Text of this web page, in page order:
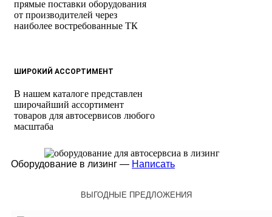
прямые поставки оборудования
от производителей через
наиболее востребованные ТК
ШИРОКИЙ АССОРТИМЕНТ
В нашем каталоге представлен
широчайший ассортимент
товаров для автосервисов любого
масштаба
Оборудование в лизинг — Написать
ВЫГОДНЫЕ ПРЕДЛОЖЕНИЯ